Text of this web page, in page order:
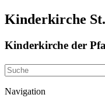
Kinderkirche
Kinderkirche der
Navigation